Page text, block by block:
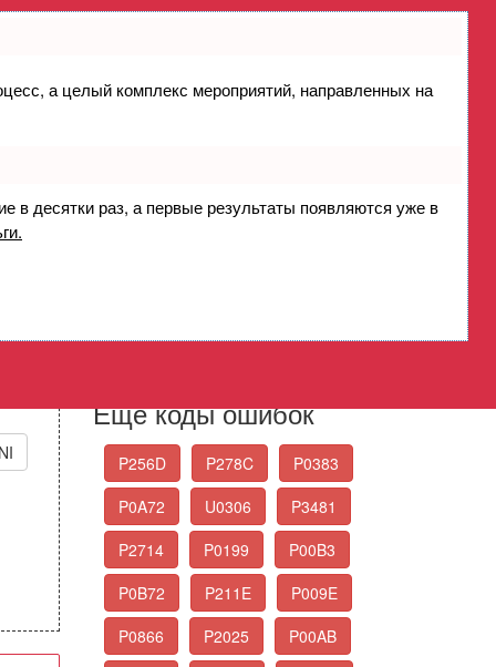
а целый комплекс мероприятий, направленных на
в десятки раз, а первые результаты появляются уже в
- функционирование
Control Performance
Еще коды ошибок
P256D P278C
P0383
P0A72
U0306
P3481
P2714
P0199
P00B3
P0B72
P211E
P009E
P0866
P2025
P00AB